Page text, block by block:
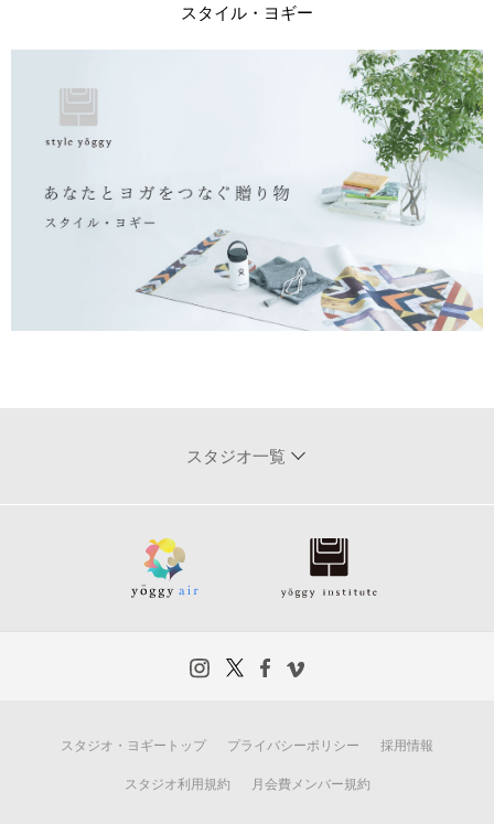
スタイル・ヨギー
スタジオ一覧
スタジオ・ヨギートップ プライバシーポリシー 採用情報
スタジオ利用規約 月会費メンバー規約